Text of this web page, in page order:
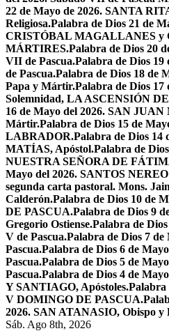
22 de Mayo de 2026. SANTA
Religiosa.Palabra de Dios 21 de
CRISTÓBAL MAGALLANES y
MÁRTIRES.Palabra de Dios 20
VII de Pascua.Palabra de Dios
de Pascua.Palabra de Dios 18 de
Papa y Mártir.Palabra de Dios 17
Solemnidad, LA ASCENSIÓN
16 de Mayo del 2026. SAN
Mártir.Palabra de Dios 15 de
LABRADOR.Palabra de Dios 14
MATÍAS, Apóstol.Palabra de
NUESTRA SEÑORA DE
Mayo del 2026. SANTOS
segunda carta pastoral. Mons.
Calderón.Palabra de Dios 10 de
DE PASCUA.Palabra de Dios 9
Gregorio Ostiense.Palabra de
V de Pascua.Palabra de Dios 7 de
Pascua.Palabra de Dios 6 de
Pascua.Palabra de Dios 5 de
Pascua.Palabra de Dios 4 de
Y SANTIAGO, Apóstoles.Palabra
V DOMINGO DE PASCUA.
2026. SAN ATANASIO, Obispo y
Sáb. Ago 8th, 2026